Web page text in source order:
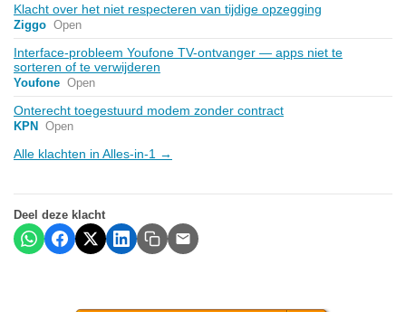
Klacht over het niet respecteren van tijdige opzegging
Ziggo Open
Interface-probleem Youfone TV-ontvanger — apps niet te
sorteren of te verwijderen
Youfone Open
Onterecht toegestuurd modem zonder contract
KPN Open
Alle klachten in Alles-in-1 →
Deel deze klacht